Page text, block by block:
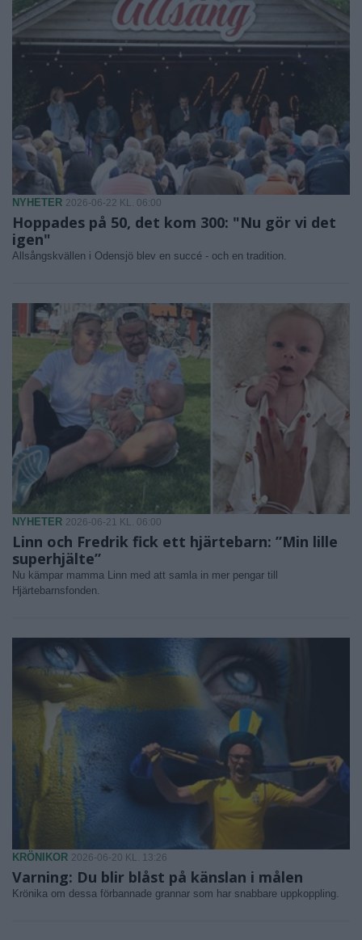
NYHETER 2026-06-22 KL. 06:00
Hoppades på 50, det kom 300: "Nu gör vi det
igen"
Allsångskvällen i Odensjö blev en succé - och en tradition.
NYHETER 2026-06-21 KL. 06:00
Linn och Fredrik fick ett hjärtebarn: ”Min lille
superhjälte”
Nu kämpar mamma Linn med att samla in mer pengar till
Hjärtebarnsfonden.
KRÖNIKOR 2026-06-20 KL. 13:26
Varning: Du blir blåst på känslan i målen
Krönika om dessa förbannade grannar som har snabbare uppkoppling.